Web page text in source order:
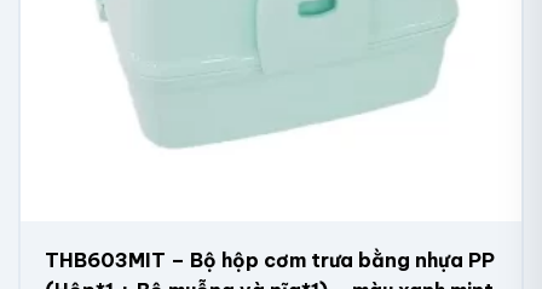
THB603MIT – Bộ hộp cơm trưa bằng nhựa PP